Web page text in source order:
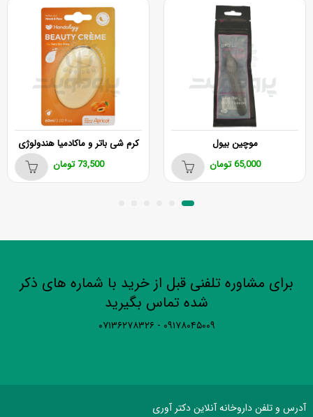
موچین بیول
65,000 تومان
کرم شی باتر و ماکادمیا هندولوژی
73,500 تومان
برای مشاوره تلفنی قبل از خرید با شماره های ذکر
شده تماس بگیرید
۰۹۱۷۸۰۴۵۰۰۹ - ۰۷۱۳۶۲۷۸۳۲۶
آدرس و تلفن داروخانه آنلاین دکتر آوری